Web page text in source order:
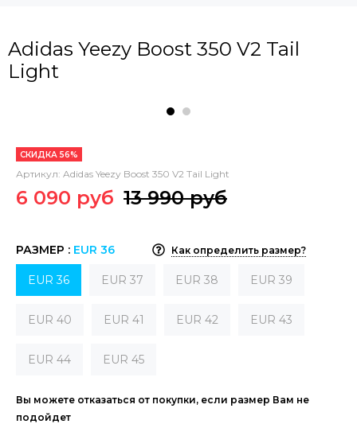
Adidas Yeezy Boost 350 V2 Tail
Light
СКИДКА 56%
Артикул: Adidas Yeezy Boost 350 V2 Tail Light
6 090 руб 13 990 руб
РАЗМЕР : EUR 36 Как определить размер?
EUR 36 EUR 37 EUR 38 EUR 39
EUR 40 EUR 41 EUR 42 EUR 43
EUR 44 EUR 45
Вы можете отказаться от покупки, если размер Вам не
подойдет